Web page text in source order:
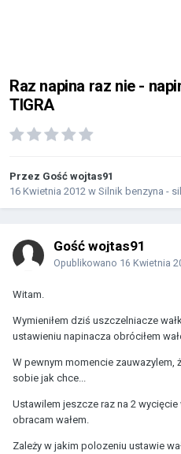
Raz napina raz nie -
TIGRA
Przez Gość wojtas91
16 Kwietnia 2012 w Silnik benzyna -
Gość wojtas91
Opublikowano 16 Kwietnia
Witam.
Wymieniłem dziś uszczelniacze
ustawieniu napinacza obróciłem
W pewnym momencie zauwazylem,
sobie jak chce...
Ustawilem jeszcze raz na 2
obracam wałem.
Zależy w jakim polozeniu ustawie